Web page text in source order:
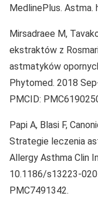
MedlinePlus.
Mirsadraee M,
ekstraktów z
astmatyków
Phytomed. 2018
PMCID:
Papi A, Blasi F,
Strategie leczenia
Allergy Asthma Clin
10.1186/s13223-
PMC7491342.